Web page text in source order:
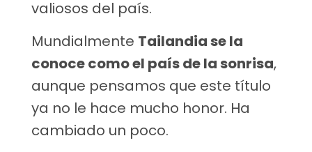
valiosos del país.
Mundialmente Tailandia se la
conoce como el país de la sonrisa,
aunque pensamos que este título
ya no le hace mucho honor. Ha
cambiado un poco.